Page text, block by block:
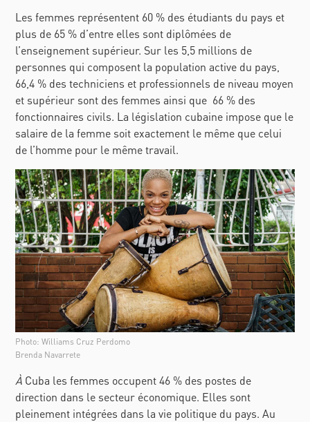
Les femmes représentent 60 % des étudiants du pays et
plus de 65 % d’entre elles sont diplômées de
l’enseignement supérieur. Sur les 5,5 millions de
personnes qui composent la population active du pays,
66,4 % des techniciens et professionnels de niveau moyen
et supérieur sont des femmes ainsi que 66 % des
fonctionnaires civils. La législation cubaine impose que le
salaire de la femme soit exactement le même que celui
de l’homme pour le même travail.
Photo: Williams Cruz Perdomo
Brenda Navarrete
À Cuba les femmes occupent 46 % des postes de
direction dans le secteur économique. Elles sont
pleinement intégrées dans la vie politique du pays. Au